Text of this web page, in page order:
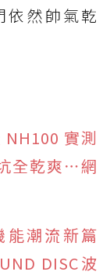
依然帥氣乾
實測
全乾爽⋯網
能潮流新篇
DISC波